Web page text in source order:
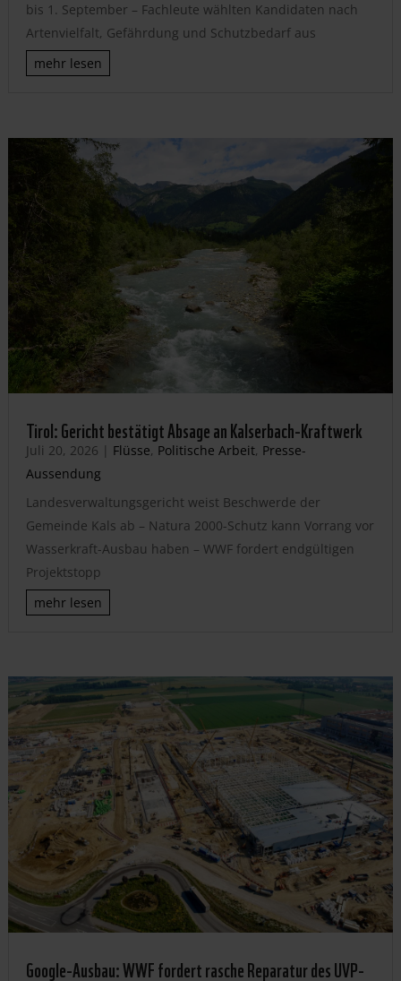
bis 1. September – Fachleute wählten Kandidaten nach
Artenvielfalt, Gefährdung und Schutzbedarf aus
mehr lesen
Tirol: Gericht bestätigt Absage an Kalserbach-Kraftwerk
Juli 20, 2026 | Flüsse, Politische Arbeit, Presse-
Aussendung
Landesverwaltungsgericht weist Beschwerde der
Gemeinde Kals ab – Natura 2000-Schutz kann Vorrang vor
Wasserkraft-Ausbau haben – WWF fordert endgültigen
Projektstopp
mehr lesen
Google-Ausbau: WWF fordert rasche Reparatur des UVP-